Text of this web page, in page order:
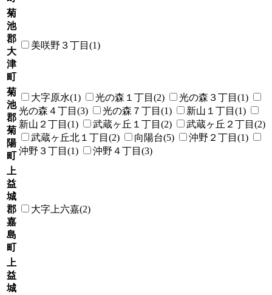
菊
池
郡
大
津
町
美咲野３丁目(1)
菊
池
郡
菊
陽
町
大字原水(1) 光の森１丁目(2)
光の森３丁目(1)
光の森４丁目(3)
光の森７丁目(1)
新山１丁目(1)
新山２丁目(1)
武蔵ヶ丘１丁目(2)
武蔵ヶ丘２丁目(2)
武蔵ヶ丘北１丁目(2)
向陽台(5)
沖野２丁目(1)
沖野３丁目(1)
沖野４丁目(3)
上
益
城
郡
嘉
島
町
大字上六嘉(2)
上
益
城